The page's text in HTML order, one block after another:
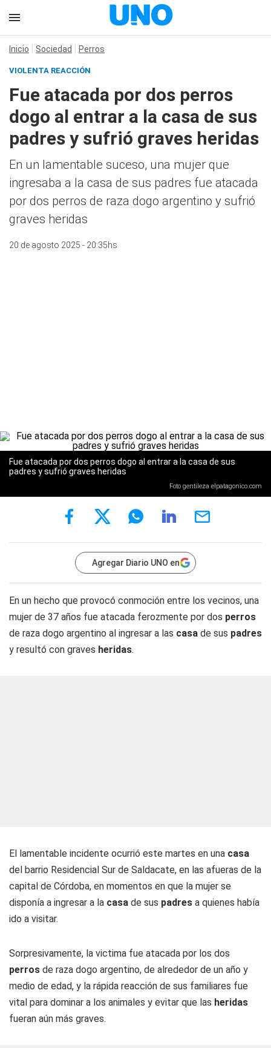
Inicio Sociedad Perros
VIOLENTA REACCIÓN
Fue atacada por dos perros
dogo al entrar a la casa de sus
padres y sufrió graves heridas
En un lamentable suceso, una mujer que
ingresaba a la casa de sus padres fue atacada
por dos perros de raza dogo argentino y sufrió
graves heridas
20 de agosto 2025 - 20:35hs
Fue atacada por dos perros dogo al entrar a la casa de sus
padres y sufrió graves heridas
Foto gentileza elpatagonico.com
Agregar Diario UNO en
En un hecho que provocó conmoción entre los vecinos, una
mujer de 37 años fue atacada ferozmente por dos perros
de raza dogo argentino al ingresar a las casa de sus padres
y resultó con graves heridas.
El lamentable incidente ocurrió este martes en una casa
del barrio Residencial Sur de Saldacate, en las afueras de la
capital de Córdoba, en momentos en que la mujer se
disponía a ingresar a la casa de sus padres a quienes había
ido a visitar.
Sorpresivamente, la victima fue atacada por los dos
perros de raza dogo argentino, de alrededor de un año y
medio de edad, y la rápida reacción de sus familiares fue
vital para dominar a los animales y evitar que las heridas
fueran aún más graves.